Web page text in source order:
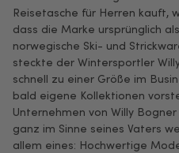
Reisetasche für Herren kauft,
dass die Marke ursprünglich
norwegische Ski- und
steckte der Wintersportler
schnell zu einer Größe im
bald eigene Kollektionen
Unternehmen von Willy
ganz im Sinne seines Vaters
allem eines: Hochwertige